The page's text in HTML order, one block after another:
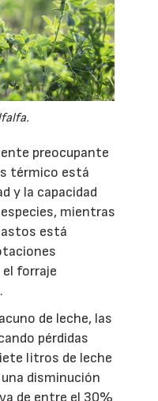
preocupante
térmico está
y la capacidad
mientras
está
forraje
de leche, las
pérdidas
litros de leche
disminución